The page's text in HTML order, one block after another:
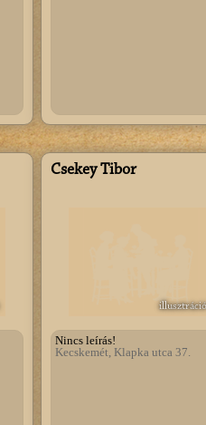
Csekey Tibor
illusztráció
Nincs leírás!
Kecskemét, Klapka utca 37.